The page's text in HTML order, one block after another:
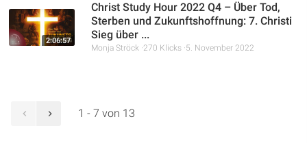
2:06:57
Christ Study Hour 2022 Q4 – Über Tod,
Sterben und Zukunftshoffnung: 7. Christi
Sieg über ...
Monja Ströck 270 Klicks 5. November 2022
1 - 7 von 13